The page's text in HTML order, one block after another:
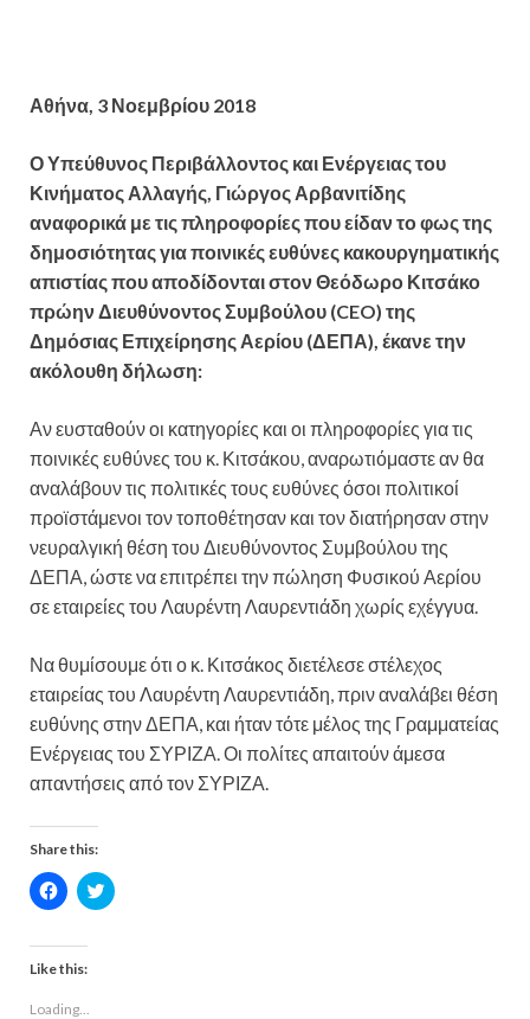
Αθήνα, 3 Νοεμβρίου 2018
Ο Υπεύθυνος Περιβάλλοντος και Ενέργειας του
Κινήματος Αλλαγής, Γιώργος Αρβανιτίδης
αναφορικά με τις πληροφορίες που είδαν το φως της
δημοσιότητας για ποινικές ευθύνες κακουργηματικής
απιστίας που αποδίδονται στον Θεόδωρο Κιτσάκο
πρώην Διευθύνοντος Συμβούλου (CEO) της
Δημόσιας Επιχείρησης Αερίου (ΔΕΠΑ), έκανε την
ακόλουθη δήλωση:
Αν ευσταθούν οι κατηγορίες και οι πληροφορίες για τις
ποινικές ευθύνες του κ. Κιτσάκου, αναρωτιόμαστε αν θα
αναλάβουν τις πολιτικές τους ευθύνες όσοι πολιτικοί
προϊστάμενοι τον τοποθέτησαν και τον διατήρησαν στην
νευραλγική θέση του Διευθύνοντος Συμβούλου της
ΔΕΠΑ, ώστε να επιτρέπει την πώληση Φυσικού Αερίου
σε εταιρείες του Λαυρέντη Λαυρεντιάδη χωρίς εχέγγυα.
Να θυμίσουμε ότι ο κ. Κιτσάκος διετέλεσε στέλεχος
εταιρείας του Λαυρέντη Λαυρεντιάδη, πριν αναλάβει θέση
ευθύνης στην ΔΕΠΑ, και ήταν τότε μέλος της Γραμματείας
Ενέργειας του ΣΥΡΙΖΑ. Οι πολίτες απαιτούν άμεσα
απαντήσεις από τον ΣΥΡΙΖΑ.
Share this:
C
l
k
t
o
h
C
l
Like this:
Loading...